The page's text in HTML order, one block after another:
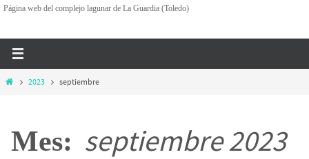
Página web del complejo lagunar de La Guardia (Toledo)
Inicio2023 septiembre
Mes: septiembre 2023